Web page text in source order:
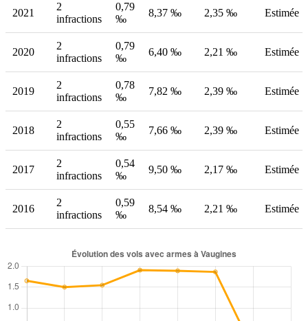
2021
2
infractions
0,79
‰
8,37 ‰ 2,35 ‰ Estimée
2020
2
infractions
0,79
‰
6,40 ‰ 2,21 ‰ Estimée
2019
2
infractions
0,78
‰
7,82 ‰ 2,39 ‰ Estimée
2018
2
infractions
0,55
‰
7,66 ‰ 2,39 ‰ Estimée
2017
2
infractions
0,54
‰
9,50 ‰ 2,17 ‰ Estimée
2016
2
infractions
0,59
‰
8,54 ‰ 2,21 ‰ Estimée